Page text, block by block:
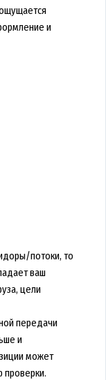
и
потоки, то
ваш
цели
передачи
и
может
проверки.